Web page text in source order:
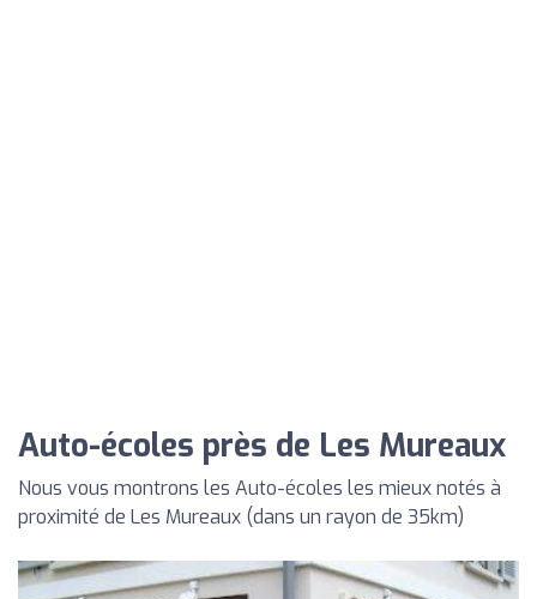
Auto-écoles près de Les Mureaux
Nous vous montrons les Auto-écoles les mieux notés à
proximité de Les Mureaux (dans un rayon de 35km)